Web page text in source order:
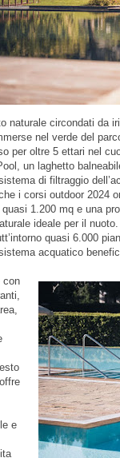
naturale circondati da
nel verde del
per oltre 5 ettari nel
un laghetto
di filtraggio
i corsi outdoor 2024
1.200 mq e una
ideale per il
quasi 6.000
acquatico
con
e